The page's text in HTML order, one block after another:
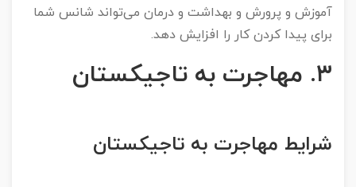
آموزش و پرورش و بهداشت و درمان می‌تواند شانس شما
برای پیدا کردن کار را افزایش دهد.
۳. مهاجرت به تاجیکستان
شرایط مهاجرت به تاجیکستان